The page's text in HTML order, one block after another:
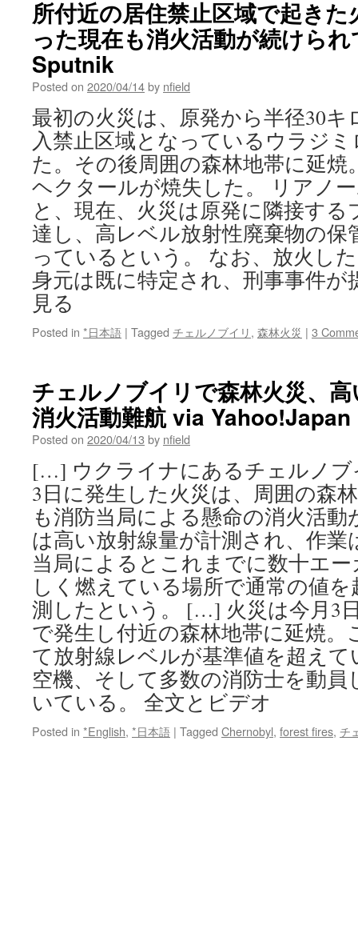
所付近の居住禁止区域で起き
った現在も消火活動が続けら
Sputnik
Posted on 2020/04/14by nfield
最初の火災は、原発から半径30キ
入禁止区域となっているウラジ
た。その後周囲の森林地帯に延焼
ヘクタールが焼失した。 リアノ
と、現在、火災は原発に隣接す
達し、高レベル放射性廃棄物の保
っているという。 なお、放火し
身元は既に特定され、刑事事件が
見る
Posted in *日本語 | Tagged チェルノブイリ, 森林火災 | 3
チェルノブイリで森林火災、
消火活動難航 via
Posted on 2020/04/13 by nfield
[…] ウクライナにあるチェルノブ
3日に発生した火災は、周囲の森
も消防当局による懸命の消火活
は高い放射線量が計測され、作
当局によるとこれまでに数十エ
しく燃えている場所で通常の値
測したという。 […] 火災は今月3
で発生し付近の森林地帯に延焼。
て放射線レベルが基準値を超え
空機、そして多数の消防士を動員
いている。 全文とビデオ
Posted in *English, *日本語 | Tagged Chernobyl, forest fires, チ